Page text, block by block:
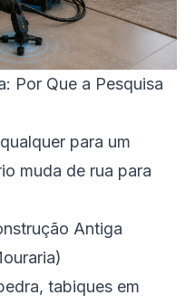
Por Que a Pesquisa
para um
muda de rua para
Antiga
tabiques em